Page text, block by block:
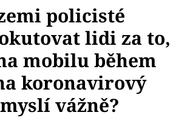
policisté
lidi za to,
mobilu během
koronavirový
vážně?